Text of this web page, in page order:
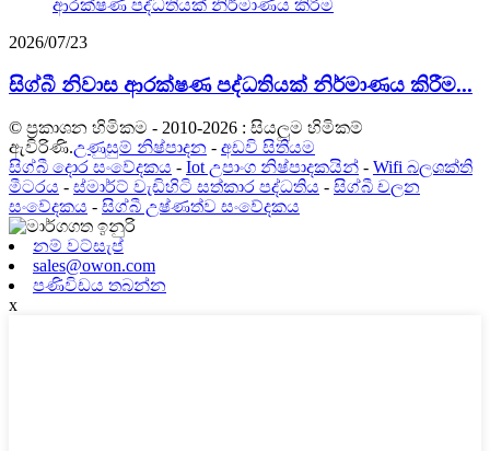
2026/07/23
සිග්බී නිවාස ආරක්ෂණ පද්ධතියක් නිර්මාණය කිරීම...
© ප්‍රකාශන හිමිකම - 2010-2026 : සියලුම හිමිකම්
ඇවිරිණි.උණුසුම් නිෂ්පාදන - අඩවි සිතියම
සිග්බී දොර සංවේදකය - Iot උපාංග නිෂ්පාදකයින් - Wifi බලශක්ති
මීටරය - ස්මාර්ට් වැඩිහිටි සත්කාර පද්ධතිය - සිග්බී චලන
සංවේදකය - සිග්බී උෂ්ණත්ව සංවේදකය
නම් වට්සැප්
sales@owon.com
පණිවිඩය තබන්න
x